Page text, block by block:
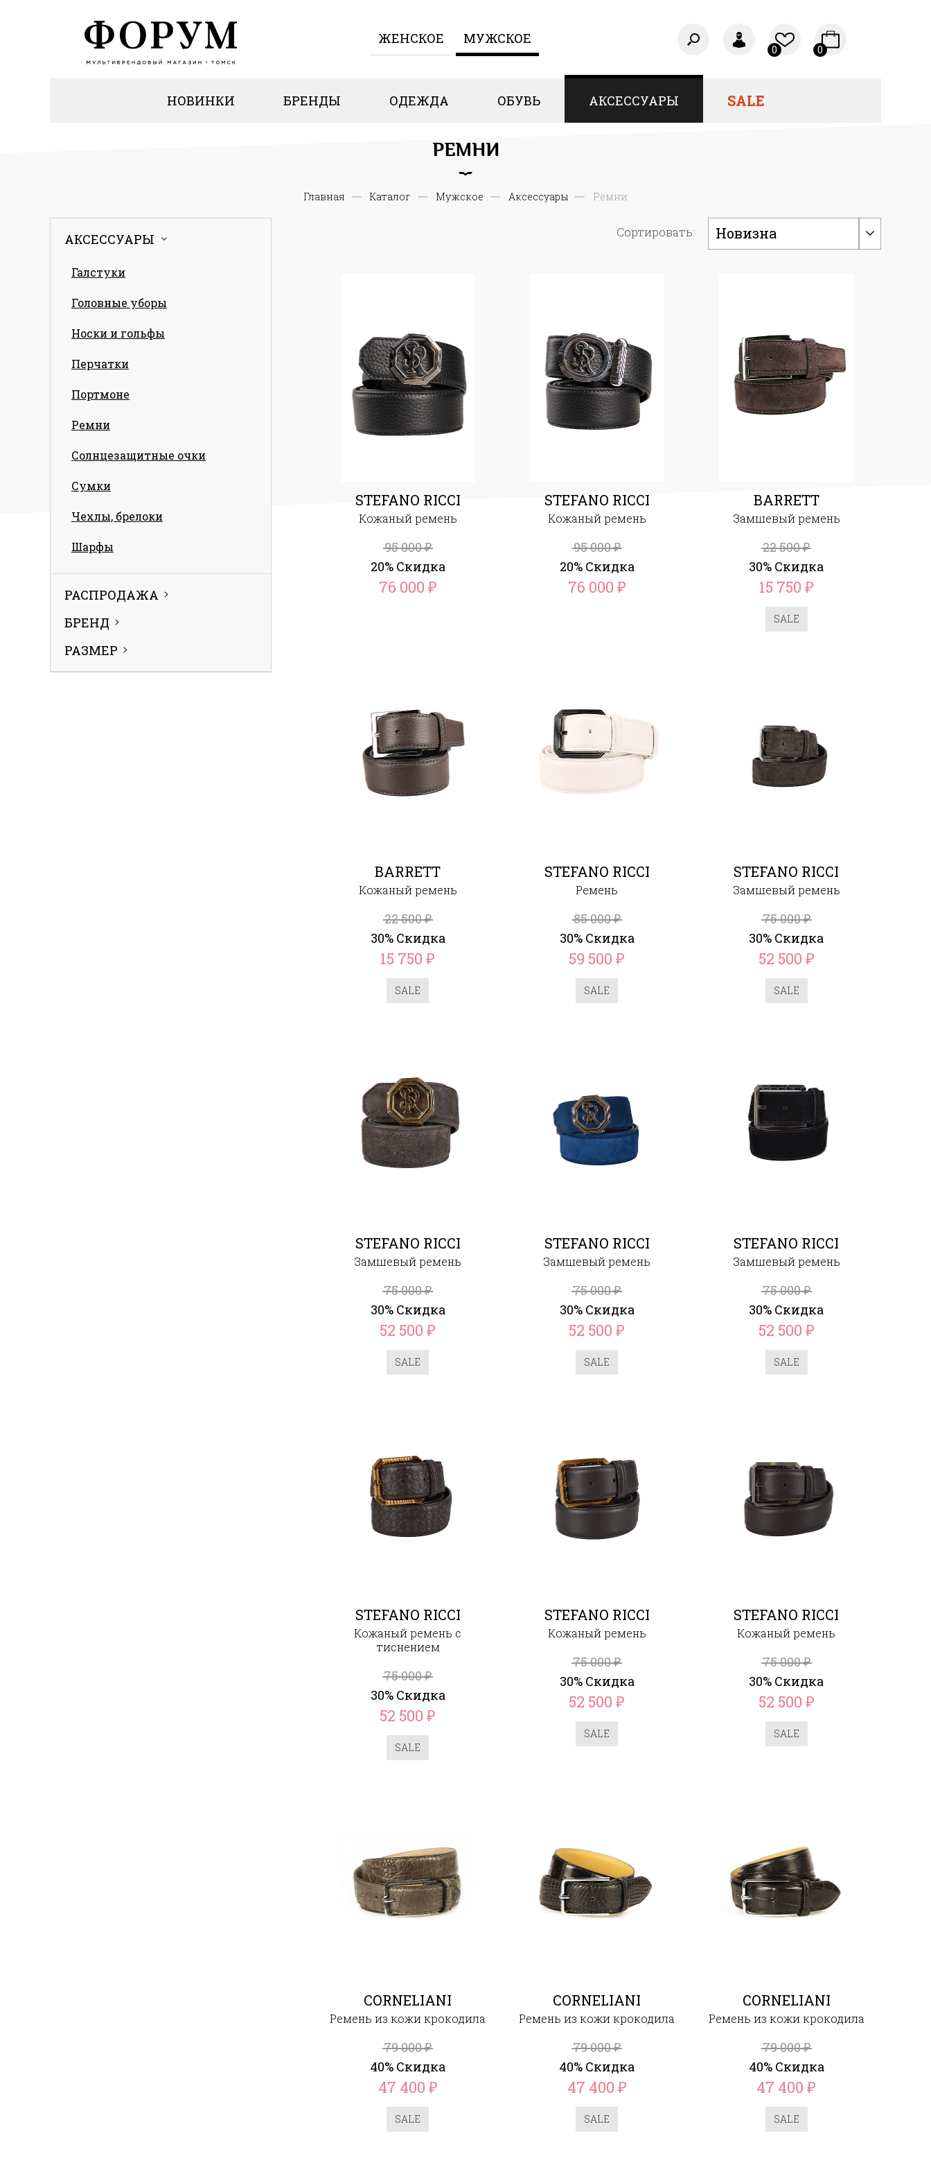
ЖЕНCКОЕ МУЖСКОЕ
0 0
НОВИНКИ БРЕНДЫ ОДЕЖДА ОБУВЬ АКСЕССУАРЫ SALE
РЕМНИ
Главная Каталог Мужское Аксессуары Ремни
АКСЕССУАРЫ
Галстуки
Головные уборы
Носки и гольфы
Перчатки
Портмоне
Ремни
Солнцезащитные очки
Сумки
Чехлы, брелоки
Шарфы
РАСПРОДАЖА
БРЕНД
РАЗМЕР
Сортировать: Новизна
STEFANO RICCI
Кожаный ремень
95 000₽
20% Скидка
76 000 ₽
STEFANO RICCI
Кожаный ремень
95 000₽
20% Скидка
76 000 ₽
BARRETT
Замшевый ремень
22 500₽
30% Скидка
15 750 ₽
SALE
BARRETT
Кожаный ремень
22 500₽
30% Скидка
15 750₽
SALE
STEFANO RICCI
Ремень
85 000₽
30% Скидка
59 500₽
SALE
STEFANO RICCI
Замшевый ремень
75 000₽
30% Скидка
52 500 ₽
SALE
STEFANO RICCI
Замшевый ремень
75 000₽
30% Скидка
52 500₽
SALE
STEFANO RICCI
Замшевый ремень
75 000₽
30% Скидка
52 500₽
SALE
STEFANO RICCI
Замшевый ремень
75 000₽
30% Скидка
52 500 ₽
SALE
STEFANO RICCI
Кожаный ремень с
тиснением
75 000₽
30% Скидка
52 500₽
SALE
STEFANO RICCI
Кожаный ремень
75 000₽
30% Скидка
52 500₽
SALE
STEFANO RICCI
Кожаный ремень
75 000₽
30% Скидка
52 500 ₽
SALE
CORNELIANI
Ремень из кожи крокодила
79 000₽
40% Скидка
47 400 ₽
SALE
CORNELIANI
Ремень из кожи крокодила
79 000₽
40% Скидка
47 400 ₽
SALE
CORNELIANI
Ремень из кожи крокодила
79 000₽
40% Скидка
47 400₽
SALE